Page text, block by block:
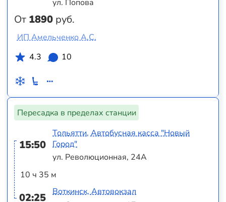
От 1890 руб.
ул. Попова
ИП Амельченко А.С.
4.3
10
Пересадка в пределах станции
15:50
10 ч 35 м
02:25
Тольятти, Автобусная касса "Новый
Город"
ул. Революционная, 24А
Воткинск, Автовокзал